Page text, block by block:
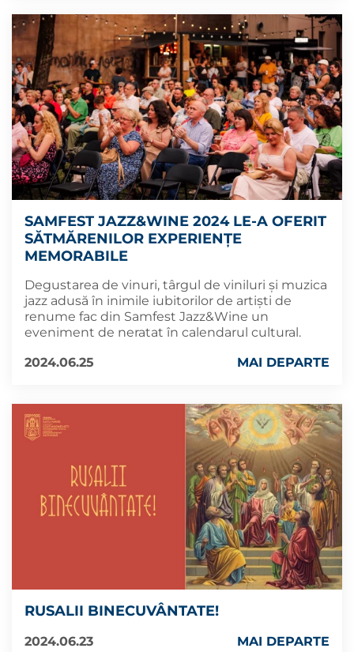
SAMFEST JAZZ&WINE 2024 LE-A OFERIT
SĂTMĂRENILOR EXPERIENȚE
MEMORABILE
Degustarea de vinuri, târgul de viniluri și muzica
jazz adusă în inimile iubitorilor de artiști de
renume fac din Samfest Jazz&Wine un
eveniment de neratat în calendarul cultural.
2024.06.25
MAI DEPARTE
RUSALII BINECUVÂNTATE!
2024.06.23 MAI DEPARTE